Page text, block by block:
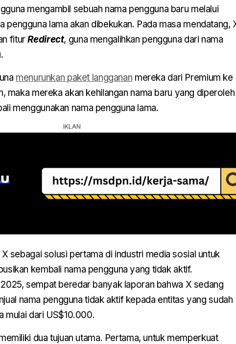
mengambil sebuah nama pengguna baru melalui
pengguna lama akan dibekukan. Pada masa mendatang,
fiturRedirect, guna mengalihkan pengguna dari nama
menurunkan paket langganan mereka dari Premium ke
maka mereka akan kehilangan nama baru yang diperoleh
menggunakan nama pengguna lama.
sebagai solusi pertama di industri media sosial untuk
kembali nama pengguna yang tidak aktif.
sempat beredar banyak laporan bahwa X sedang
nama pengguna tidak aktif kepada entitas yang sudah
mulai dari US$10.000.
dua tujuan utama. Pertama, untuk memperkuat